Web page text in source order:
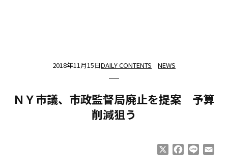
2018年11月15日DAILY CONTENTS NEWS
ＮＹ市議、市政監督局廃止を提案 予算
削減狙う
Facebook
Line